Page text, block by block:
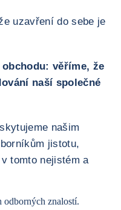
uzavření do sebe je
věříme, že
naší společné
našim
jistotu,
tomto nejistém a
odborných znalostí.